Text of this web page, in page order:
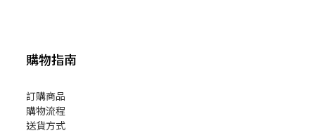
購物指南
訂購商品
購物流程
送貨方式